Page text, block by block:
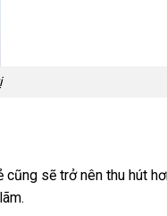
cũng sẽ trở nên thu hút